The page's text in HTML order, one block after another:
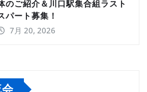
のご紹介＆川口駅集合組ラスト
パート募集！
7月 20, 2026